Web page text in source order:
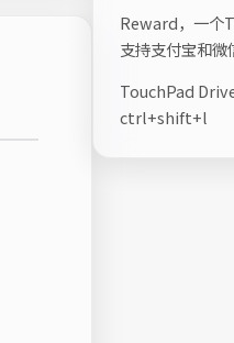
Reward，一个
支持支付宝和微
TouchPad
ctrl+shift+l